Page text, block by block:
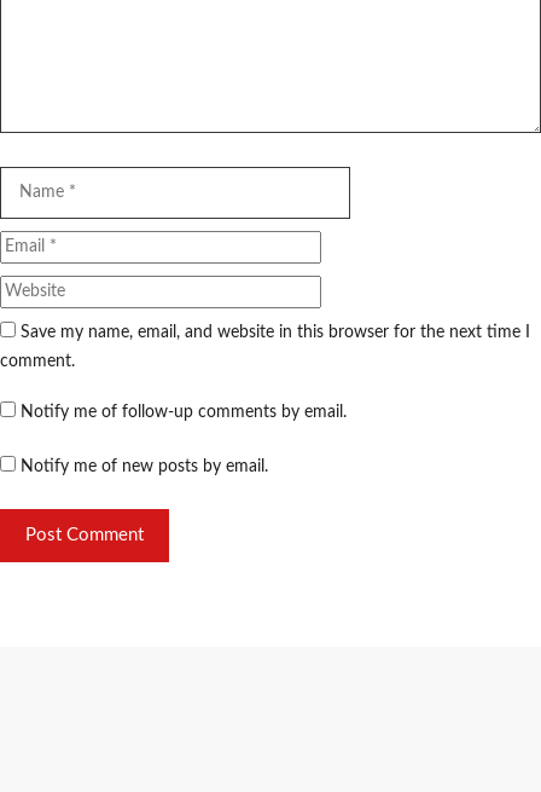
Save my name, email, and website in this browser for the next time I
comment.
Notify me of follow-up comments by email.
Notify me of new posts by email.